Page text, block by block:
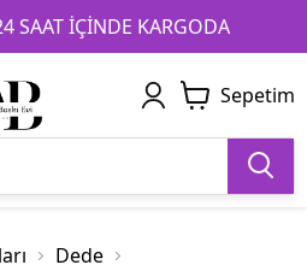
SAAT İÇİNDE KARGODA
1 2 3
Sepetim
Dede